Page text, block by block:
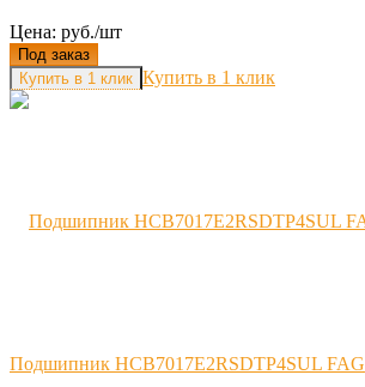
Цена: руб./шт
Под заказ
Купить в 1 клик
Подшипник HCB7017E2RSDTP4SUL FAG